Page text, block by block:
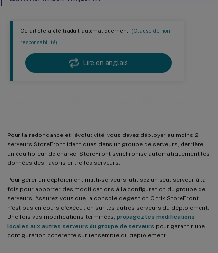
Ce article a été traduit automatiquement. (Clause de non
responsabilité)
Lire en anglais
Pour la redondance et l’évolutivité, vous devez déployer au moins 2
serveurs StoreFront identiques dans un groupe de serveurs, derrière
un équilibreur de charge. StoreFront synchronise automatiquement les
données des favoris entre les serveurs.
Pour gérer un déploiement multi-serveurs, utilisez un seul serveur à la
fois pour apporter des modifications à la configuration du groupe de
serveurs. Assurez-vous que la console de gestion Citrix StoreFront
n’est pas en cours d’exécution sur les autres serveurs du déploiement.
Une fois vos modifications terminées, propagez les modifications
locales aux autres serveurs du groupe de serveurs pour garantir une
configuration cohérente sur l’ensemble du déploiement.